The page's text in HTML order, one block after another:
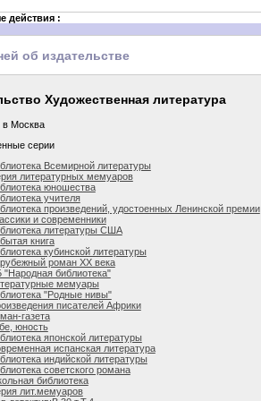
действия :
об издательстве
Художественная литература
в Москва
серии
Всемирной литературы
литературных мемуаров
юношества
учителя
произведений, удостоенных Ленинской премии
и современники
литературы США
книга
кубинской литературы
роман ХХ века
"Народная библиотека"
мемуары
"Родные нивы"
писателей Африки
газета
юность
японской литературы
испанская литература
индийской литературы
советского романа
библиотека
лит.мемуаров